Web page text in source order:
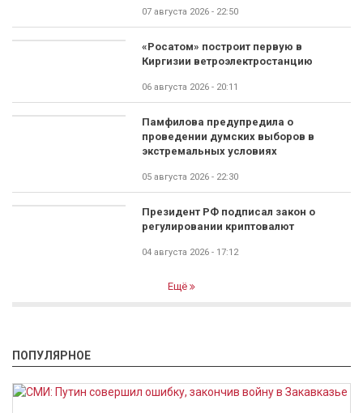
07 августа 2026 - 22:50
«Росатом» построит первую в
Киргизии ветроэлектростанцию
06 августа 2026 - 20:11
Памфилова предупредила о
проведении думских выборов в
экстремальных условиях
05 августа 2026 - 22:30
Президент РФ подписал закон о
регулировании криптовалют
04 августа 2026 - 17:12
Ещё
ПОПУЛЯРНОЕ